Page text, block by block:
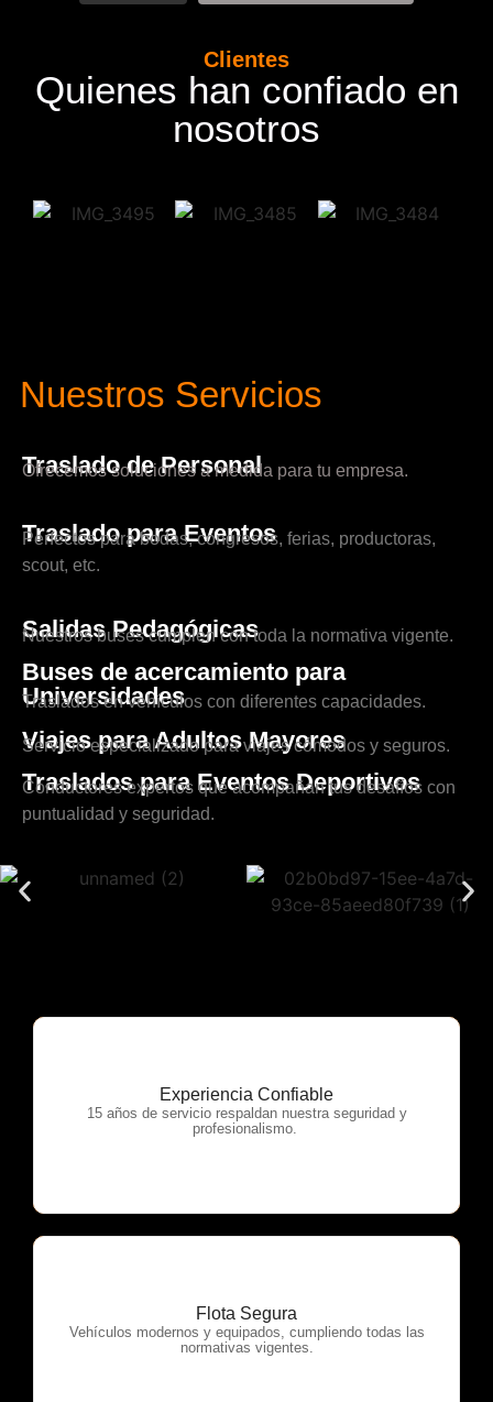
Clientes
Quienes han confiado en
nosotros
Nuestros Servicios
Traslado de Personal
Ofrecemos soluciones a medida para tu empresa.
Traslado para Eventos
Perfectos para bodas, congresos, ferias, productoras,
scout, etc.
Salidas Pedagógicas
Nuestros buses cumplen con toda la normativa vigente.
Buses de acercamiento para
Universidades
Traslados en vehículos con diferentes capacidades.
Viajes para Adultos Mayores
Servicio especializado para viajes cómodos y seguros.
Traslados para Eventos Deportivos
Conductores expertos que acompañan tus desafíos con
puntualidad y seguridad.
Experiencia Confiable
15 años de servicio respaldan nuestra seguridad y
profesionalismo.
OTP Servicios
Flota Segura
Vehículos modernos y equipados, cumpliendo todas las
normativas vigentes.
OTP Servicios